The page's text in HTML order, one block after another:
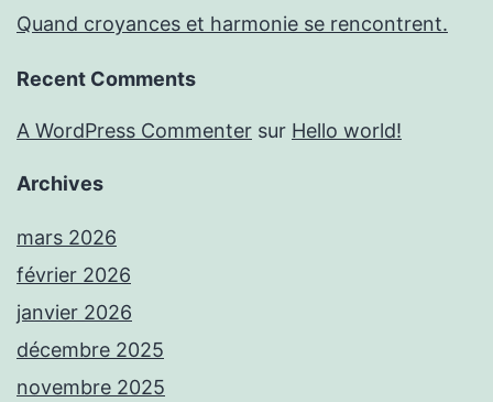
Quand croyances et harmonie se rencontrent.
Recent Comments
A WordPress Commenter sur Hello world!
Archives
mars 2026
février 2026
janvier 2026
décembre 2025
novembre 2025